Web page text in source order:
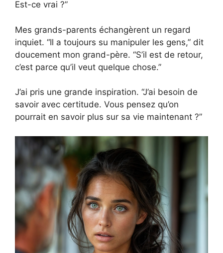
Est-ce vrai ?”
Mes grands-parents échangèrent un regard
inquiet. “Il a toujours su manipuler les gens,” dit
doucement mon grand-père. “S’il est de retour,
c’est parce qu’il veut quelque chose.”
J’ai pris une grande inspiration. “J’ai besoin de
savoir avec certitude. Vous pensez qu’on
pourrait en savoir plus sur sa vie maintenant ?”